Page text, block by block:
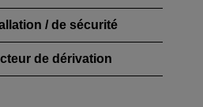
/ de sécurité
de dérivation